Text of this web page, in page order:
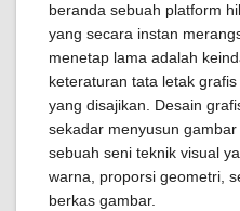
beranda sebuah platform
yang secara instan
menetap lama adalah
keteraturan tata letak
yang disajikan. Desain
sekadar menyusun
sebuah seni teknik visual
warna, proporsi geometri,
berkas gambar.